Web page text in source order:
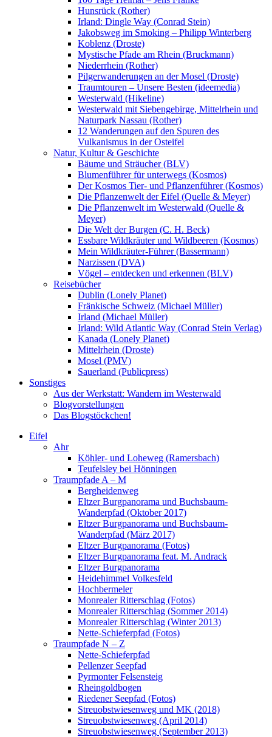
Hunsrück (Rother)
Irland: Dingle Way (Conrad Stein)
Jakobsweg im Smoking – Philipp Winterberg
Koblenz (Droste)
Mystische Pfade am Rhein (Bruckmann)
Niederrhein (Rother)
Pilgerwanderungen an der Mosel (Droste)
Traumtouren – Unsere Besten (ideemedia)
Westerwald (Hikeline)
Westerwald mit Siebengebirge, Mittelrhein und
Naturpark Nassau (Rother)
12 Wanderungen auf den Spuren des
Vulkanismus in der Osteifel
Natur, Kultur & Geschichte
Bäume und Sträucher (BLV)
Blumenführer für unterwegs (Kosmos)
Der Kosmos Tier- und Pflanzenführer (Kosmos)
Die Pflanzenwelt der Eifel (Quelle & Meyer)
Die Pflanzenwelt im Westerwald (Quelle &
Meyer)
Die Welt der Burgen (C. H. Beck)
Essbare Wildkräuter und Wildbeeren (Kosmos)
Mein Wildkräuter-Führer (Bassermann)
Narzissen (DVA)
Vögel – entdecken und erkennen (BLV)
Reisebücher
Dublin (Lonely Planet)
Fränkische Schweiz (Michael Müller)
Irland (Michael Müller)
Irland: Wild Atlantic Way (Conrad Stein Verlag)
Kanada (Lonely Planet)
Mittelrhein (Droste)
Mosel (PMV)
Sauerland (Publicpress)
Sonstiges
Aus der Werkstatt: Wandern im Westerwald
Blogvorstellungen
Das Blogstöckchen!
Eifel
Ahr
Köhler- und Loheweg (Ramersbach)
Teufelsley bei Hönningen
Traumpfade A – M
Bergheidenweg
Eltzer Burgpanorama und Buchsbaum-
Wanderpfad (Oktober 2017)
Eltzer Burgpanorama und Buchsbaum-
Wanderpfad (März 2017)
Eltzer Burgpanorama (Fotos)
Eltzer Burgpanorama feat. M. Andrack
Eltzer Burgpanorama
Heidehimmel Volkesfeld
Hochbermeler
Monrealer Ritterschlag (Fotos)
Monrealer Ritterschlag (Sommer 2014)
Monrealer Ritterschlag (Winter 2013)
Nette-Schieferpfad (Fotos)
Traumpfade N – Z
Nette-Schieferpfad
Pellenzer Seepfad
Pyrmonter Felsensteig
Rheingoldbogen
Riedener Seepfad (Fotos)
Streuobstwiesenweg und MK (2018)
Streuobstwiesenweg (April 2014)
Streuobstwiesenweg (September 2013)